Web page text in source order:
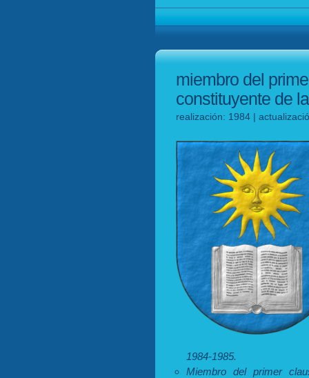
miembro del
constituyente de
realización: 1984 |
1984-1985.
Miembro del primer